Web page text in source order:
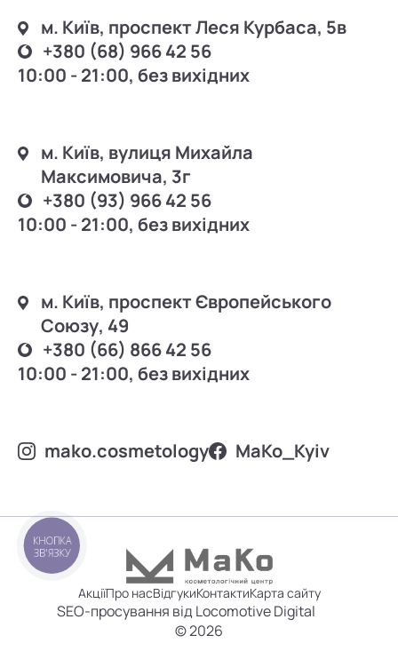
м. Київ, проспект Леся Курбаса, 5в
+380 (68) 966 42 56
10:00 - 21:00, без вихідних
м. Київ, вулиця Михайла
Максимовича, 3г
+380 (93) 966 42 56
10:00 - 21:00, без вихідних
м. Київ, проспект Європейського
Союзу, 49
+380 (66) 866 42 56
10:00 - 21:00, без вихідних
mako.cosmetology MаKo_Kyiv
АкціїПро насВідгукиКонтактиКарта сайту
SEO-просування від Locomotive Digital
© 2026
КНОПКА
ЗВ'ЯЗКУ